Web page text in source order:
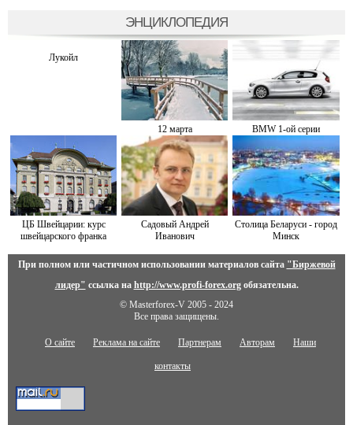
ЭНЦИКЛОПЕДИЯ
Лукойл
12 марта BMW 1-ой серии
ЦБ Швейцарии: курс
швейцарского франка
Садовый Андрей
Иванович
Столица Беларуси - город
Минск
При полном или частичном использовании материалов сайта "Биржевой
лидер" ссылка на http://www.profi-forex.orgобязательна.
© Masterforex-V 2005 - 2024
Все права защищены.
О сайте Реклама на сайте Партнерам Авторам Наши
контакты